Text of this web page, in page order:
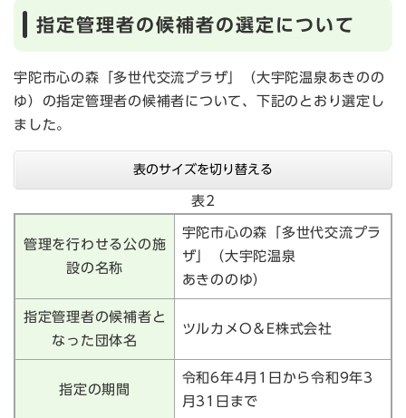
指定管理者の候補者の選定について
宇陀市心の森「多世代交流プラザ」（大宇陀温泉あきのの
ゆ）の指定管理者の候補者について、下記のとおり選定し
ました。
表のサイズを切り替える
表2
管理を行わせる公の施
設の名称
宇陀市心の森「多世代交流プラ
ザ」（大宇陀温泉
あきののゆ）
指定管理者の候補者と
なった団体名
ツルカメO＆E株式会社
指定の期間
令和6年4月1日から令和9年3
月31日まで